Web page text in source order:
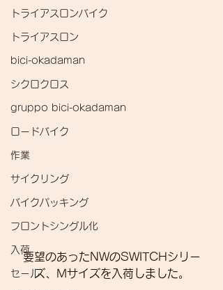
トライアスロンバイク
トライアスロン
bici-okadaman
シクロクロス
gruppo bici-okadaman
ロードバイク
作業
サイクリング
バイクパッキング
フロントシングル化
入荷
セール
要望のあったNWのSWITCHシリー
ズ、Mサイズを入荷しました。